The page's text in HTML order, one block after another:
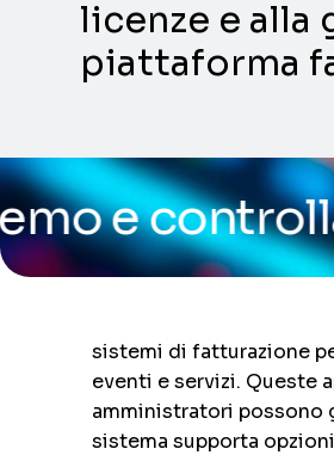
licenze e alla
piattaforma
tutte le
sistemi di fatturazione
eventi e servizi. Queste
amministratori possono
sistema supporta